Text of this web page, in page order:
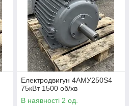
Електродвигун 4АМУ250Ѕ4
75кВт 1500 об/хв
В наявності 2 од.